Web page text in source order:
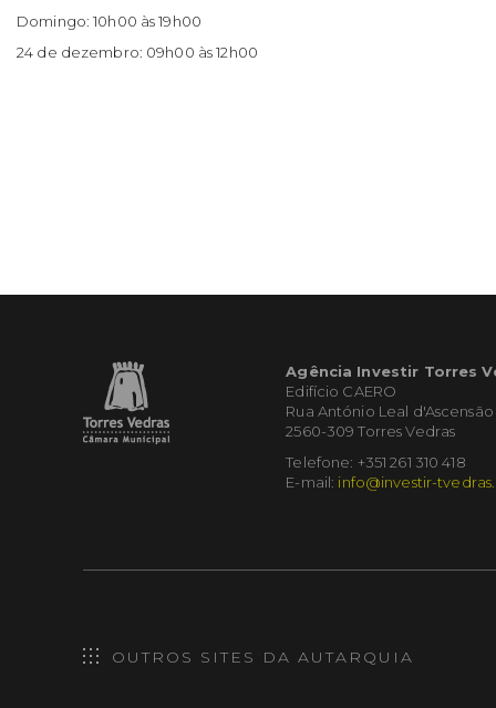
Domingo: 10h00 às 19h00
24 de dezembro: 09h00 às 12h00
Agência Investir Torres
Edifício CAERO
Rua António Leal d'Ascensão
2560-309 Torres Vedras
Telefone: +351 261 310 418
E-mail: info@investir-
OUTROS SITES DA AUTARQUIA